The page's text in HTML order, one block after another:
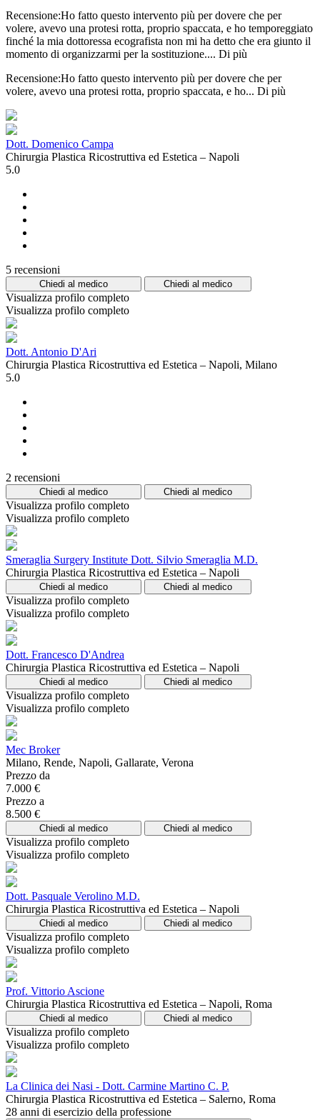
Recensione:Ho fatto questo intervento più per dovere che per
volere, avevo una protesi rotta, proprio spaccata, e ho temporeggiato
finché la mia dottoressa ecografista non mi ha detto che era giunto il
momento di organizzarmi per la sostituzione.... Di più
Recensione:Ho fatto questo intervento più per dovere che per
volere, avevo una protesi rotta, proprio spaccata, e ho... Di più
Dott. Domenico Campa
Chirurgia Plastica Ricostruttiva ed Estetica – Napoli
5.0
5 recensioni
Chiedi al medico Chiedi al medico
Visualizza profilo completo
Visualizza profilo completo
Dott. Antonio D'Ari
Chirurgia Plastica Ricostruttiva ed Estetica – Napoli, Milano
5.0
2 recensioni
Chiedi al medico Chiedi al medico
Visualizza profilo completo
Visualizza profilo completo
Smeraglia Surgery Institute Dott. Silvio Smeraglia M.D.
Chirurgia Plastica Ricostruttiva ed Estetica – Napoli
Chiedi al medico Chiedi al medico
Visualizza profilo completo
Visualizza profilo completo
Dott. Francesco D'Andrea
Chirurgia Plastica Ricostruttiva ed Estetica – Napoli
Chiedi al medico Chiedi al medico
Visualizza profilo completo
Visualizza profilo completo
Mec Broker
Milano, Rende, Napoli, Gallarate, Verona
Prezzo da
7.000 €
Prezzo a
8.500 €
Chiedi al medico Chiedi al medico
Visualizza profilo completo
Visualizza profilo completo
Dott. Pasquale Verolino M.D.
Chirurgia Plastica Ricostruttiva ed Estetica – Napoli
Chiedi al medico Chiedi al medico
Visualizza profilo completo
Visualizza profilo completo
Prof. Vittorio Ascione
Chirurgia Plastica Ricostruttiva ed Estetica – Napoli, Roma
Chiedi al medico Chiedi al medico
Visualizza profilo completo
Visualizza profilo completo
La Clinica dei Nasi - Dott. Carmine Martino C. P.
Chirurgia Plastica Ricostruttiva ed Estetica – Salerno, Roma
28 anni di esercizio della professione